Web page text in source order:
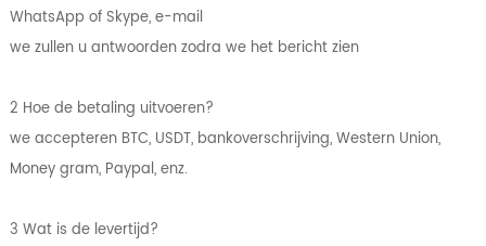
WhatsApp of Skype, e-mail
we zullen u antwoorden zodra we het bericht zien
2 Hoe de betaling uitvoeren?
we accepteren BTC, USDT, bankoverschrijving, Western Union,
Money gram, Paypal, enz.
3 Wat is de levertijd?